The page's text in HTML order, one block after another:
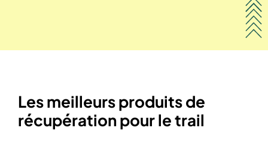
Les meilleurs produits de
récupération pour le trail